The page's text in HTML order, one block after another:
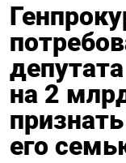
на 2
его